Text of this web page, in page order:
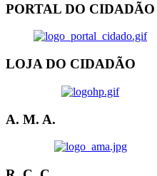
PORTAL DO CIDADÃO
LOJA DO CIDADÃO
A. M. A.